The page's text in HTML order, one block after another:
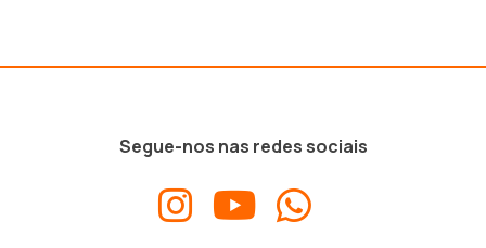
Segue-nos nas redes sociais